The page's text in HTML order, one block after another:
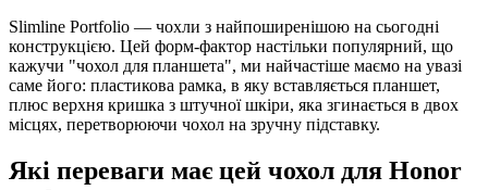
Slimline Portfolio — чохли з найпоширенішою на сьогодні
конструкцією. Цей форм-фактор настільки популярний, що
кажучи "чохол для планшета", ми найчастіше маємо на увазі
саме його: пластикова рамка, в яку вставляється планшет,
плюс верхня кришка з штучної шкіри, яка згинається в двох
місцях, перетворюючи чохол на зручну підставку.
Які переваги має цей чохол для Honor